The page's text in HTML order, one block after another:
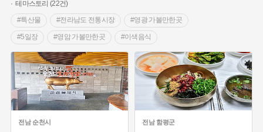
#왕건 #전라남도 지명유래 #목민관 #강감찬
#온라인 생활사박물관 #강동구 #제주도설화
#여성독립운동가 #조선시대 문신 #3.1운동 #애민
#김마리아 #여성 독립운동가 #28독립선언 #온달
#문화유산 #노원구 #마을 #전설 #박물관
#경기도설화 #강서구 #공예품 #원호원두표묘역 #용인
#지명유래 #대한민국임시정부
테마스토리 (22건)
#특산물
#전라남도 전통시장 #영광 가볼만한곳
#5일장 #영암 가볼만한곳 #이색음식
#장흥 가볼만한곳 #드라마 촬영지 #담양
#국밥 #여수 #수산시장 #영화 촬영지
#여수 가볼만한곳 #우시장 #영암
#조선시대 시장 #낙지 #무안
#곡성 가볼만한곳 #고흥 가볼만한곳
전남 순천시 전남 함평군